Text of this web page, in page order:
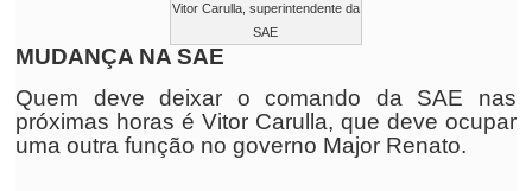
Vitor Carulla, superintendente da
SAE
MUDANÇA NA SAE
Quem deve deixar o comando da SAE nas
próximas horas é Vitor Carulla, que deve ocupar
uma outra função no governo Major Renato.